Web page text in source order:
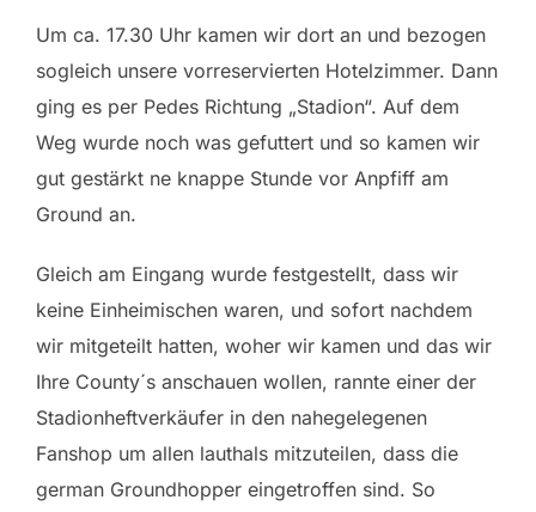
Um ca. 17.30 Uhr kamen wir dort an und bezogen
sogleich unsere vorreservierten Hotelzimmer. Dann
ging es per Pedes Richtung „Stadion“. Auf dem
Weg wurde noch was gefuttert und so kamen wir
gut gestärkt ne knappe Stunde vor Anpfiff am
Ground an.
Gleich am Eingang wurde festgestellt, dass wir
keine Einheimischen waren, und sofort nachdem
wir mitgeteilt hatten, woher wir kamen und das wir
Ihre County´s anschauen wollen, rannte einer der
Stadionheftverkäufer in den nahegelegenen
Fanshop um allen lauthals mitzuteilen, dass die
german Groundhopper eingetroffen sind. So